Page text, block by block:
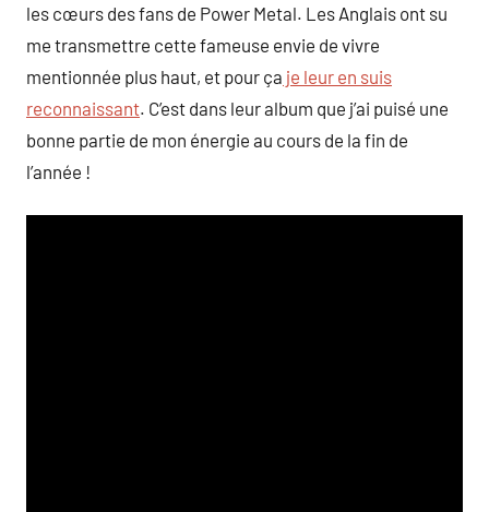
les cœurs des fans de Power Metal. Les Anglais ont su
me transmettre cette fameuse envie de vivre
mentionnée plus haut, et pour ça je leur en suis
reconnaissant. C’est dans leur album que j’ai puisé une
bonne partie de mon énergie au cours de la fin de
l’année !